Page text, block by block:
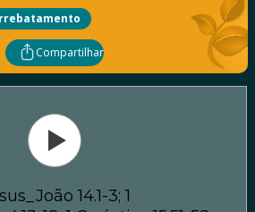
Compartilhar
14.1-3; 1